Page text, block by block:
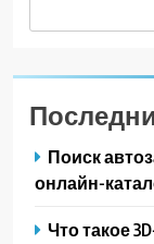
Поиск
онлайн-
Что такое